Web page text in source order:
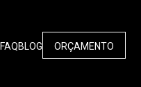
FAQBLOG ORÇAMENTO